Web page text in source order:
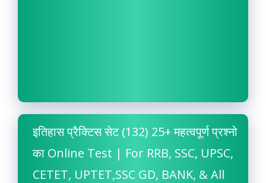
इतिहास प्रैक्टिस सेट (132) 25+ महत्वपूर्ण प्रश्नो
का Online Test | For RRB, SSC, UPSC,
CETET, UPTET,SSC GD, BANK, & All